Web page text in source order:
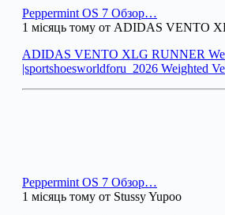
Peppermint OS 7 Обзор…
1 місяць тому от ADIDAS VENTO
ADIDAS VENTO XLG RUNNER
|sportshoesworldforu_2026 Weighted
Peppermint OS 7 Обзор…
1 місяць тому от Stussy Yupoo